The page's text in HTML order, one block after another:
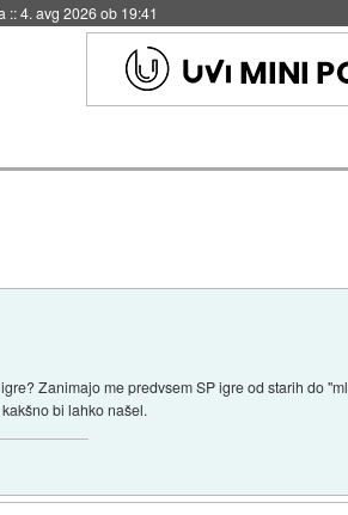
2026 ob 19:41
Zanimajo me predvsem SP igre od starih do
bi lahko našel.